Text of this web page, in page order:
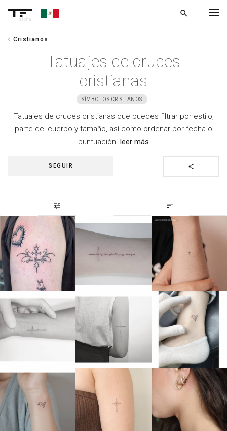
alpha
search
chevron_left Cristianos
Tatuajes de cruces
cristianas
SÍMBOLOS CRISTIANOS
Tatuajes de cruces cristianas que puedes filtrar por estilo,
parte del cuerpo y tamaño, así como ordenar por fecha o
puntuación. leer más
share
SEGUIR
tune sort